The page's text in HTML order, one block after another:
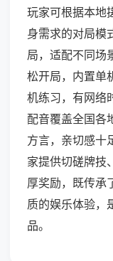
玩家可根据本地
身需求的对局模
局，适配不同场
松开局，内置单
机练习，有网络
配音覆盖全国各
方言，亲切感十
家提供切磋牌技
厚奖励，既传承
质的娱乐体验，
品。